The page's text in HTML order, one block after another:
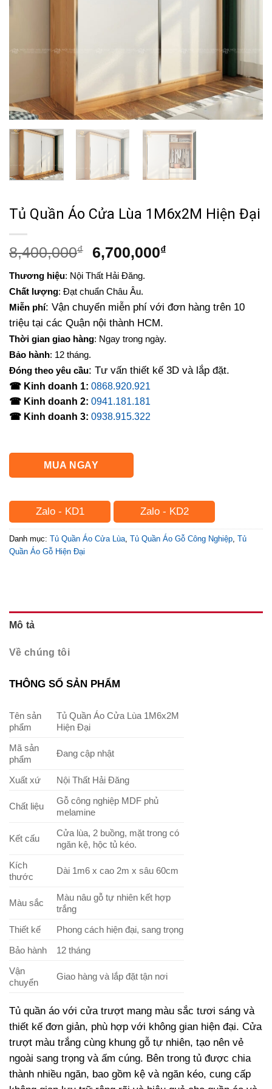
Tủ Quần Áo Cửa Lùa 1M6x2M Hiện Đại
8,400,000₫
Giá
là:
8,400,000₫.
6,700,000₫Giá
6,700,000₫.
Thương hiệu: Nội Thất Hải Đăng.
Chất lượng: Đạt chuẩn Châu Âu.
Miễn phí: Vận chuyển miễn phí với đơn hàng trên 10
triệu tại các Quận nội thành HCM.
Thời gian giao hàng: Ngay trong ngày.
Bảo hành: 12 tháng.
Đóng theo yêu cầu: Tư vấn thiết kế 3D và lắp đặt.
☎ Kinh doanh 1: 0868.920.921
☎ Kinh doanh 2: 0941.181.181
☎ Kinh doanh 3: 0938.915.322
MUA NGAY
Zalo - KD1 Zalo - KD2
Danh mục: Tủ Quần Áo Cửa Lùa Tủ Quần Áo Gỗ Công Nghiệp Tủ
Quần Áo Gỗ Hiện Đại
Mô tả
Về chúng tôi
THÔNG SỐ SẢN PHẨM
Tên sản
phẩm
Tủ Quần Áo Cửa Lùa 1M6x2M
Hiện Đại
Mã sản
phẩm
Đang cập nhật
Xuất xứ Nội Thất Hải Đăng
Chất liệu
Gỗ công nghiệp MDF phủ
melamine
Kết cấu
Cửa lùa, 2 buồng, mặt trong có
ngăn kệ, hộc tủ kéo.
Kích
thước
Dài 1m6 x cao 2m x sâu 60cm
Màu sắc
Màu nâu gỗ tự nhiên kết hợp
trắng
Thiết kế
Phong cách hiện đại, sang trọng
Bảo hành
12 tháng
Vận
chuyển
Giao hàng và lắp đặt tận nơi
Tủ quần áo với cửa trượt mang màu sắc tươi sáng và
thiết kế đơn giản, phù hợp với không gian hiện đại. Cửa
trượt màu trắng cùng khung gỗ tự nhiên, tạo nên vẻ
ngoài sang trọng và ấm cúng. Bên trong tủ được chia
thành nhiều ngăn, bao gồm kệ và ngăn kéo, cung cấp